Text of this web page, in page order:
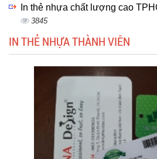
In thẻ nhựa chất lượng cao
3845
IN THẺ NHỰA THÀNH VIÊN